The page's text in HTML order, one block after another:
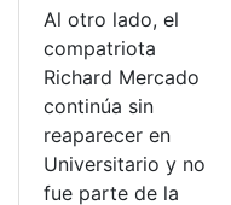
Al otro lado, el
compatriota
Richard Mercado
continúa sin
reaparecer en
Universitario y no
fue parte de la